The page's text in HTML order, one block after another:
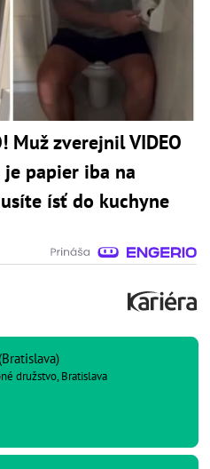
Muž zverejnil VIDEO
papier iba na
ísť do kuchyne
družstvo, Bratislava